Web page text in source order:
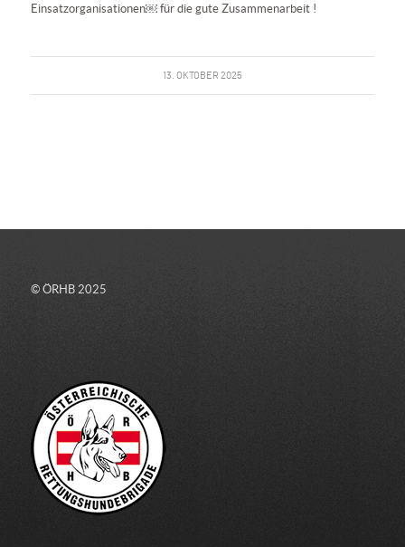
Einsatzorganisationen￼ für die gute Zusammenarbeit !
13. OKTOBER 2025
© ÖRHB 2025